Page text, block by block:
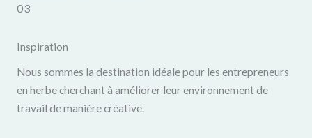
03
Inspiration
Nous sommes la destination idéale pour les entrepreneurs
en herbe cherchant à améliorer leur environnement de
travail de manière créative.